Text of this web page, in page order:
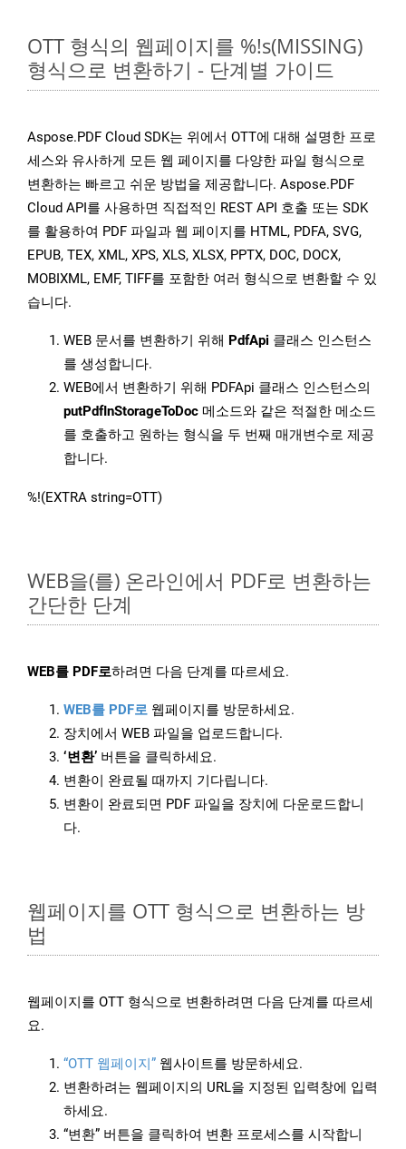
OTT 형식의 웹페이지를 %!s(MISSING)
형식으로 변환하기 - 단계별 가이드
Aspose.PDF Cloud SDK는 위에서 OTT에 대해 설명한 프로
세스와 유사하게 모든 웹 페이지를 다양한 파일 형식으로
변환하는 빠르고 쉬운 방법을 제공합니다. Aspose.PDF
Cloud API를 사용하면 직접적인 REST API 호출 또는 SDK
를 활용하여 PDF 파일과 웹 페이지를 HTML, PDFA, SVG,
EPUB, TEX, XML, XPS, XLS, XLSX, PPTX, DOC, DOCX,
MOBIXML, EMF, TIFF를 포함한 여러 형식으로 변환할 수 있
습니다.
WEB 문서를 변환하기 위해 PdfApi 클래스 인스턴스
를 생성합니다.
WEB에서 변환하기 위해 PDFApi 클래스 인스턴스의
putPdfInStorageToDoc 메소드와 같은 적절한 메소드
를 호출하고 원하는 형식을 두 번째 매개변수로 제공
합니다.
%!(EXTRA string=OTT)
WEB을(를) 온라인에서 PDF로 변환하는
간단한 단계
WEB를 PDF로하려면 다음 단계를 따르세요.
WEB를 PDF로 웹페이지를 방문하세요.
장치에서 WEB 파일을 업로드합니다.
‘변환’ 버튼을 클릭하세요.
변환이 완료될 때까지 기다립니다.
변환이 완료되면 PDF 파일을 장치에 다운로드합니
다.
웹페이지를 OTT 형식으로 변환하는 방
법
웹페이지를 OTT 형식으로 변환하려면 다음 단계를 따르세
요.
“OTT 웹페이지” 웹사이트를 방문하세요.
변환하려는 웹페이지의 URL을 지정된 입력창에 입력
하세요.
“변환” 버튼을 클릭하여 변환 프로세스를 시작합니